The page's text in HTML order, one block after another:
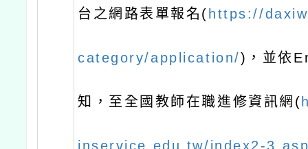
台之網路表單報名( https://
category/application/)，並依
知，至全國教師在職進修資訊網(
inservice.edu.tw/index2-